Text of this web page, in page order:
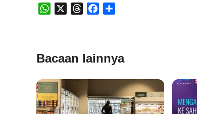
WhatsApp ThreadsFacebook
Bacaan lainnya